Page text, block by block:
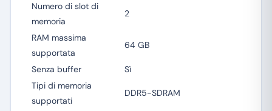
Numero di slot di
memoria
2
RAM massima
supportata
64 GB
Senza buffer
Sì
Tipi di memoria
supportati
DDR5-SDRAM